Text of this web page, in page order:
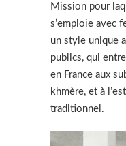
Mission pour
s’emploie avec
un style unique
publics, qui
en France aux
khmère, et à
traditionnel.